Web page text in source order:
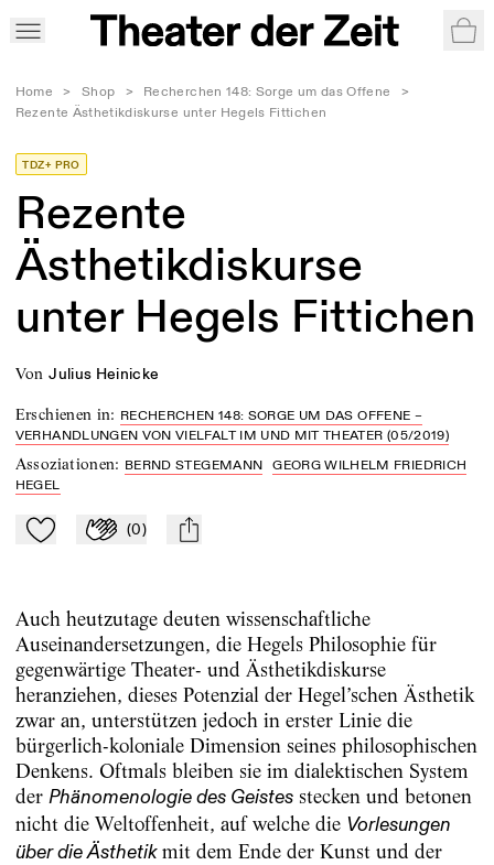
Home > Shop > Recherchen 148: Sorge um das Offene
>
Rezente Ästhetikdiskurse unter Hegels Fittichen
TDZ+ PRO
Rezente
Ästhetikdiskurse
unter Hegels Fittichen
von Julius Heinicke
Erschienen in: RECHERCHEN 148: SORGE UM DAS OFFENE –
VERHANDLUNGEN VON VIELFALT IM UND MIT THEATER (05/2019)
Assoziationen: BERND STEGEMANN
GEORG WILHELM FRIEDRICH
HEGEL
Zu Mein-TdZ hinzufügen
Applaudieren
(0) mail
Auch heutzutage deuten wissenschaftliche
Auseinandersetzungen, die Hegels Philosophie für
gegenwärtige Theater- und Ästhetikdiskurse
heranziehen, dieses Potenzial der Hegel’schen Ästhetik
zwar an, unterstützen jedoch in erster Linie die
bürgerlich-koloniale Dimension seines philosophischen
Denkens. Oftmals bleiben sie im dialektischen System
der Phänomenologie des Geistesstecken und betonen
nicht die Weltoffenheit, auf welche die Vorlesungen
über die Ästhetikmit dem Ende der Kunst und der